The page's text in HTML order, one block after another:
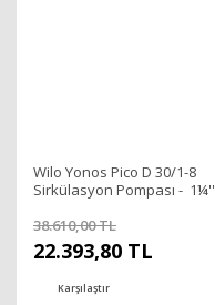
Wilo Yonos Pico D 30/1-8
Sirkülasyon Pompası - 1¼''
38.610,00 TL
22.393,80 TL
Karşılaştır